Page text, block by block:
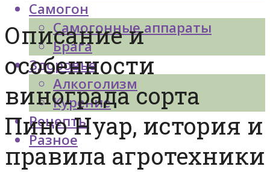
Самогон
Самогонные аппараты
Брага
Здоровье
Алкоголизм
Курение
Рецепты
Разное
Описание и
особенности
винограда сорта
Пино Нуар, история и
правила агротехники